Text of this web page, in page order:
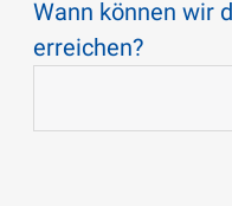
Wann können wir
erreichen?